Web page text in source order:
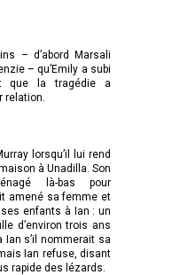
– d’abord Marsali
– qu’Emily a subi
que la tragédie a
relation.
lorsqu’il lui rend
à Unadilla. Son
là-bas pour
amené sa femme et
enfants à Ian : un
d’environ trois ans
s’il nommerait sa
Ian refuse, disant
rapide des lézards.